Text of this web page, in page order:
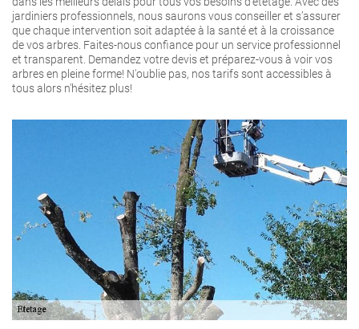
jardiniers professionnels, nous saurons vous conseiller et s’assurer
que chaque intervention soit adaptée à la santé et à la croissance
de vos arbres. Faites-nous confiance pour un service professionnel
et transparent. Demandez votre devis et préparez-vous à voir vos
arbres en pleine forme! N'oublie pas, nos tarifs sont accessibles à
tous alors n'hésitez plus!